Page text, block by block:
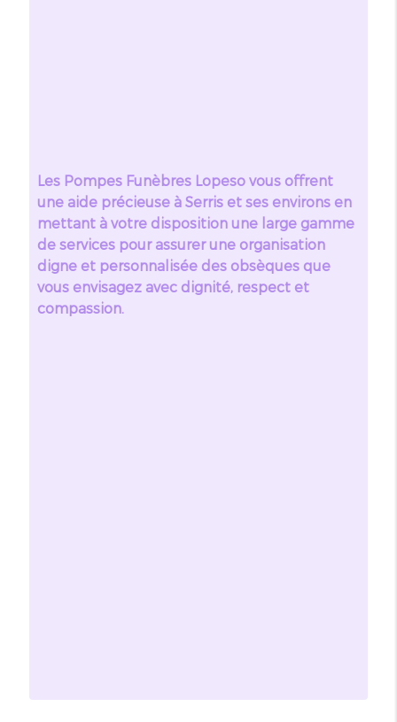
Les Pompes Funèbres Lopeso vous offrent
une aide précieuse à Serris et ses environs en
mettant à votre disposition une large gamme
de services pour assurer une organisation
digne et personnalisée des obsèques que
vous envisagez avec dignité, respect et
compassion.